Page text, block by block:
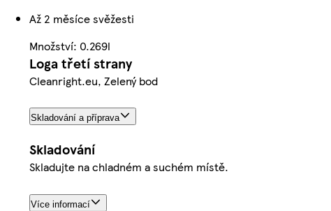
Až 2 měsíce svěžesti
Množství: 0.269l
Loga třetí strany
Cleanright.eu, Zelený bod
Skladování a příprava
Skladování
Skladujte na chladném a suchém místě.
Více informací